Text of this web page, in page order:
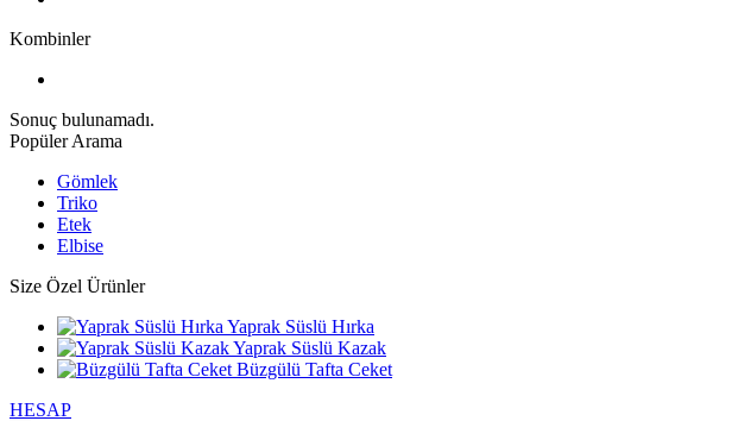
Kombinler
Sonuç bulunamadı.
Popüler Arama
Gömlek
Triko
Etek
Elbise
Size Özel Ürünler
Yaprak Süslü Hırka
Yaprak Süslü Kazak
Büzgülü Tafta Ceket
HESAP